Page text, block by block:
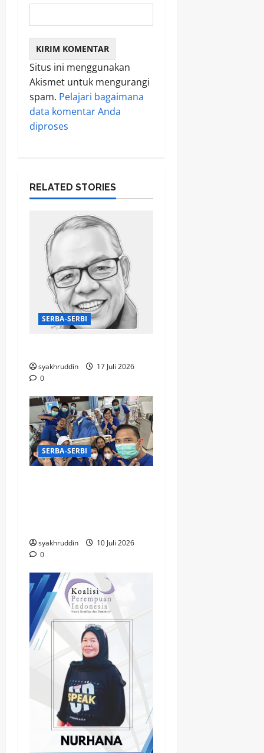
Situs ini menggunakan
Akismet untuk mengurangi
spam. Pelajari bagaimana
data komentar Anda
diproses
RELATED STORIES
SERBA-SERBI
syakhruddin
17 Juli 2026
0
SERBA-SERBI
syakhruddin
10 Juli 2026
0